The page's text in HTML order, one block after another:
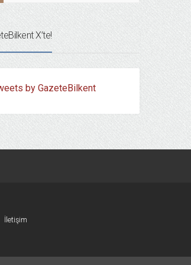
X’te!
by GazeteBilkent
İletişim